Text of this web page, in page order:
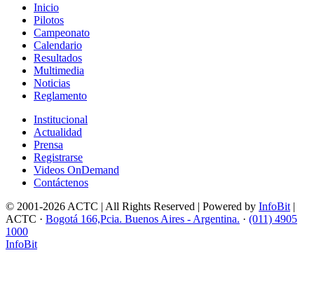
Inicio
Pilotos
Campeonato
Calendario
Resultados
Multimedia
Noticias
Reglamento
Institucional
Actualidad
Prensa
Registrarse
Videos OnDemand
Contáctenos
© 2001-2026 ACTC | All Rights Reserved | Powered by InfoBit |
ACTC · Bogotá 166,Pcia. Buenos Aires - Argentina. · (011) 4905
1000
InfoBit